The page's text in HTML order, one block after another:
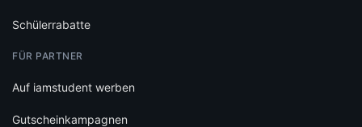
Schülerrabatte
FÜR PARTNER
Auf iamstudent werben
Gutscheinkampagnen